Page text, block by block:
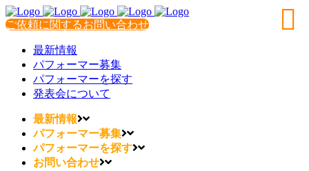
ご依頼に関するお問い合わせ
最新情報
パフォーマー募集
パフォーマーを探す
発表会について
最新情報
パフォーマー募集
パフォーマーを探す
お問い合わせ